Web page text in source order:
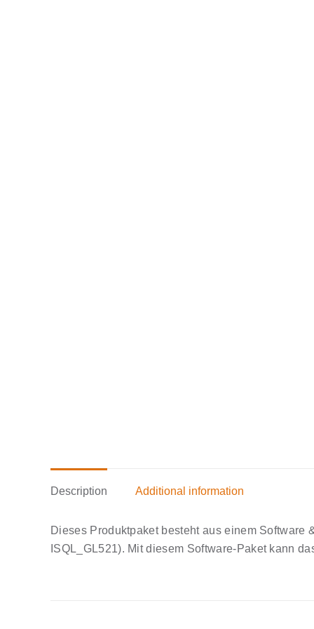
Description Additional information
Dieses Produktpaket besteht aus einem Software
ISQL_GL521). Mit diesem Software-Paket kann